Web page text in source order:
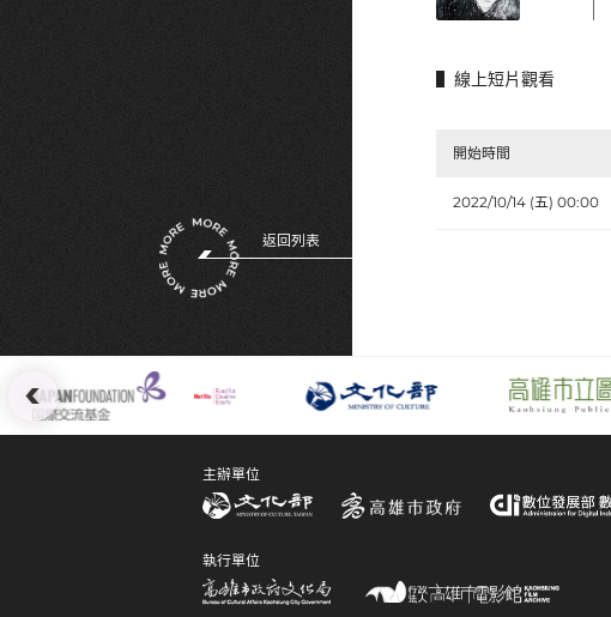
線上短片觀看
開始時間
2022/10/14 (五) 00:00
返回列表
主辦單位
執行單位